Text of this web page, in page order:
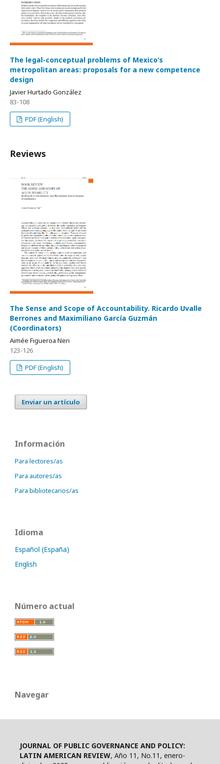
The legal-conceptual problems of Mexico’s
metropolitan areas: proposals for a new competence
design
Javier Hurtado González
83-108
PDF (English)
Reviews
The Sense and Scope of Accountability. Ricardo Uvalle
Berrones and Maximiliano García Guzmán
(Coordinators)
Aimée Figueroa Neri
123-126
PDF (English)
Enviar un artículo
Información
Para lectores/as
Para autores/as
Para bibliotecarios/as
Idioma
Español (España)
English
Número actual
Navegar
JOURNAL OF PUBLIC GOVERNANCE AND POLICY:
LATIN AMERICAN REVIEW, Año 11, No.11, enero-